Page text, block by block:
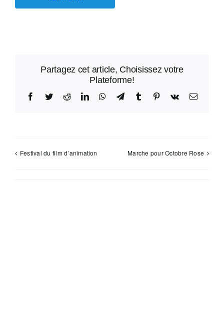
Partagez cet article, Choisissez votre
Plateforme!
Facebook
TwitterRedditLinkedInWhatsApp
TelegramTumblr Pinterest
Vk Email
Festival du film d’animation Marche pour Octobre Rose